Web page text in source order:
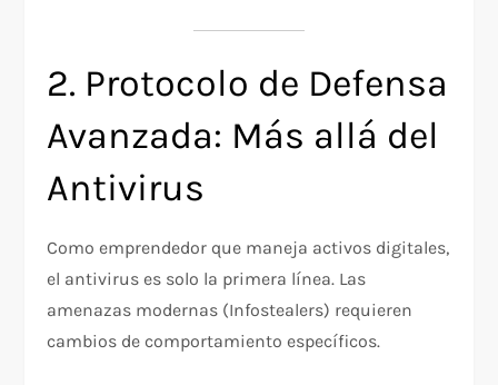
2. Protocolo de Defensa
Avanzada: Más allá del
Antivirus
Como emprendedor que maneja activos digitales,
el antivirus es solo la primera línea. Las
amenazas modernas (Infostealers) requieren
cambios de comportamiento específicos.